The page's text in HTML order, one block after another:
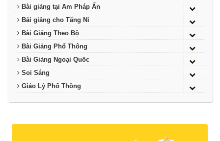
Bài giảng tại Am Pháp Ấn
Bải giảng cho Tăng Ni
Bài Giảng Theo Bộ
Bài Giảng Phổ Thông
Bài Giảng Ngoại Quốc
Soi Sáng
Giáo Lý Phổ Thông